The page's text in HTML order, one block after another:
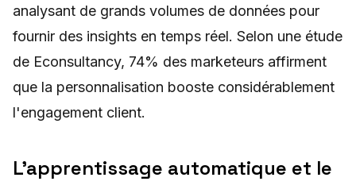
analysant de grands volumes de données pour
fournir des insights en temps réel. Selon une étude
de Econsultancy, 74% des marketeurs affirment
que la personnalisation booste considérablement
l'engagement client.
L'apprentissage automatique et le